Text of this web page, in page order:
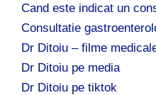
Cand este indicat un
Consultatie
Dr Ditoiu – filme
Dr Ditoiu pe media
Dr Ditoiu pe tiktok